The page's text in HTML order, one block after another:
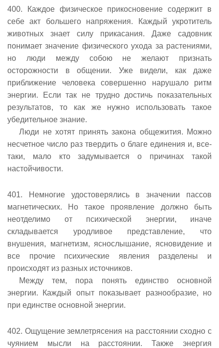
400. Каждое физическое прикосновение содержит в
себе акт большего напряжения. Каждый укротитель
животных знает силу прикасания. Даже садовник
понимает значение физического ухода за растениями,
но люди между собою не желают признать
осторожности в общении. Уже видели, как даже
приближение человека совершенно нарушало ритм
энергии. Если так не трудно достичь показательных
результатов, то как же нужно использовать такое
убедительное знание.
Люди не хотят принять закона общежития. Можно
несчетное число раз твердить о благе единения и, все-
таки, мало кто задумывается о причинах такой
настойчивости.
401. Немногие удостоверялись в значении пассов
магнетических. Но такое проявление должно быть
неотделимо от психической энергии, иначе
складывается уродливое представление, что
внушения, магнетизм, яснослышание, ясновидение и
все прочие психические явления разделены и
происходят из разных источников.
Между тем, пора понять единство основной
энергии. Каждый опыт показывает разнообразие, но
при единстве основной энергии.
402. Ощущение землетрясения на расстоянии сходно с
чуянием мысли на расстоянии. Также энергия